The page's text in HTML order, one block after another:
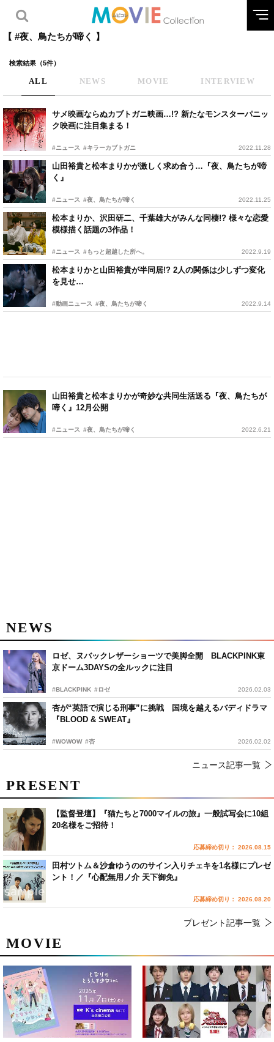
【 #夜、鳥たちが啼く 】
検索結果（5件）
ALL NEWS MOVIE INTERVIEW
サメ映画ならぬカブトガニ映画…!? 新たなモンスターパニッ
ク映画に注目集まる！
#ニュース #キラーカブトガニ 2022.11.28
山田裕貴と松本まりかが激しく求め合う…『夜、鳥たちが啼
く』
#ニュース #夜、鳥たちが啼く 2022.11.25
松本まりか、沢田研二、千葉雄大がみんな同棲!? 様々な恋愛
模様描く話題の3作品！
#ニュース #もっと超越した所へ。 2022.9.19
松本まりかと山田裕貴が半同居!? 2人の関係は少しずつ変化
を見せ…
#動画ニュース #夜、鳥たちが啼く 2022.9.14
山田裕貴と松本まりかが奇妙な共同生活送る『夜、鳥たちが
啼く』12月公開
#ニュース #夜、鳥たちが啼く 2022.6.21
NEWS
ロゼ、ヌバックレザーショーツで美脚全開 BLACKPINK東
京ドーム3DAYSの全ルックに注目
#BLACKPINK #ロゼ 2026.02.03
杏が“英語で演じる刑事”に挑戦 国境を越えるバディドラマ
『BLOOD & SWEAT』
#WOWOW #杏 2026.02.02
ニュース記事一覧
MOVIE
PRESENT
【監督登壇】『猫たちと7000マイルの旅』一般試写会に10組
20名様をご招待！
応募締め切り： 2026.08.15
田村ツトム＆沙倉ゆうののサイン入りチェキを1名様にプレゼ
ント！／『心配無用ノ介 天下御免』
応募締め切り： 2026.08.20
プレゼント記事一覧